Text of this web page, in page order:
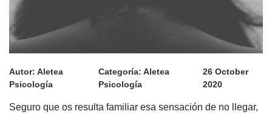
Autor: Aletea
Psicología
Categoría:Aletea
Psicología
26 October
2020
Seguro que os resulta familiar esa sensación de no llegar,